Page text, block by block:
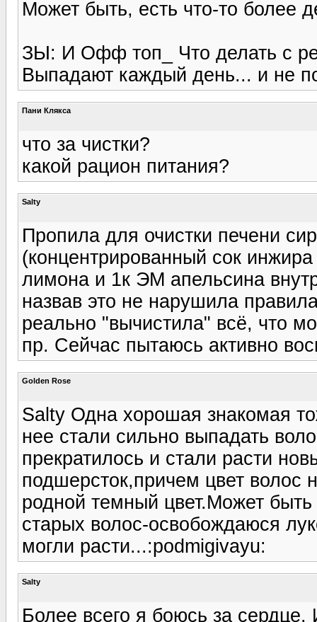
Может быть, есть что-то более
ЗЫ: И Офф топ_ Что делать с
Выпадают каждый день... и не
Пани Клякса
что за чистки?
какой рацион питания?
Salty
Пропила для очистки печени
(концентрированный сок
лимона и 1к ЭМ апельсина
назвав это не нарушила
реально "вычистила" всё, что
пр. Сейчас пытаюсь активно
Golden Rose
Salty Одна хорошая знакомая
нее стали сильно выпадать
прекратилось и стали расти
подшерсток,причем цвет волос
родной темный цвет.Может
старых волос-освобождаюся
могли расти...:podmigivayu:
Salty
Более всего я боюсь за